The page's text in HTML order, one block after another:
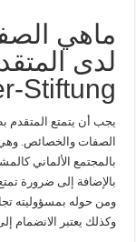
ماهي
Stiftung
يجب أن يتمتع
الصفات والخصائص.
بالمجتمع الألماني
بالإضافة إلى ضرورة
ومن حوله بمسؤوليته
وكذلك يعتبر الانضمام